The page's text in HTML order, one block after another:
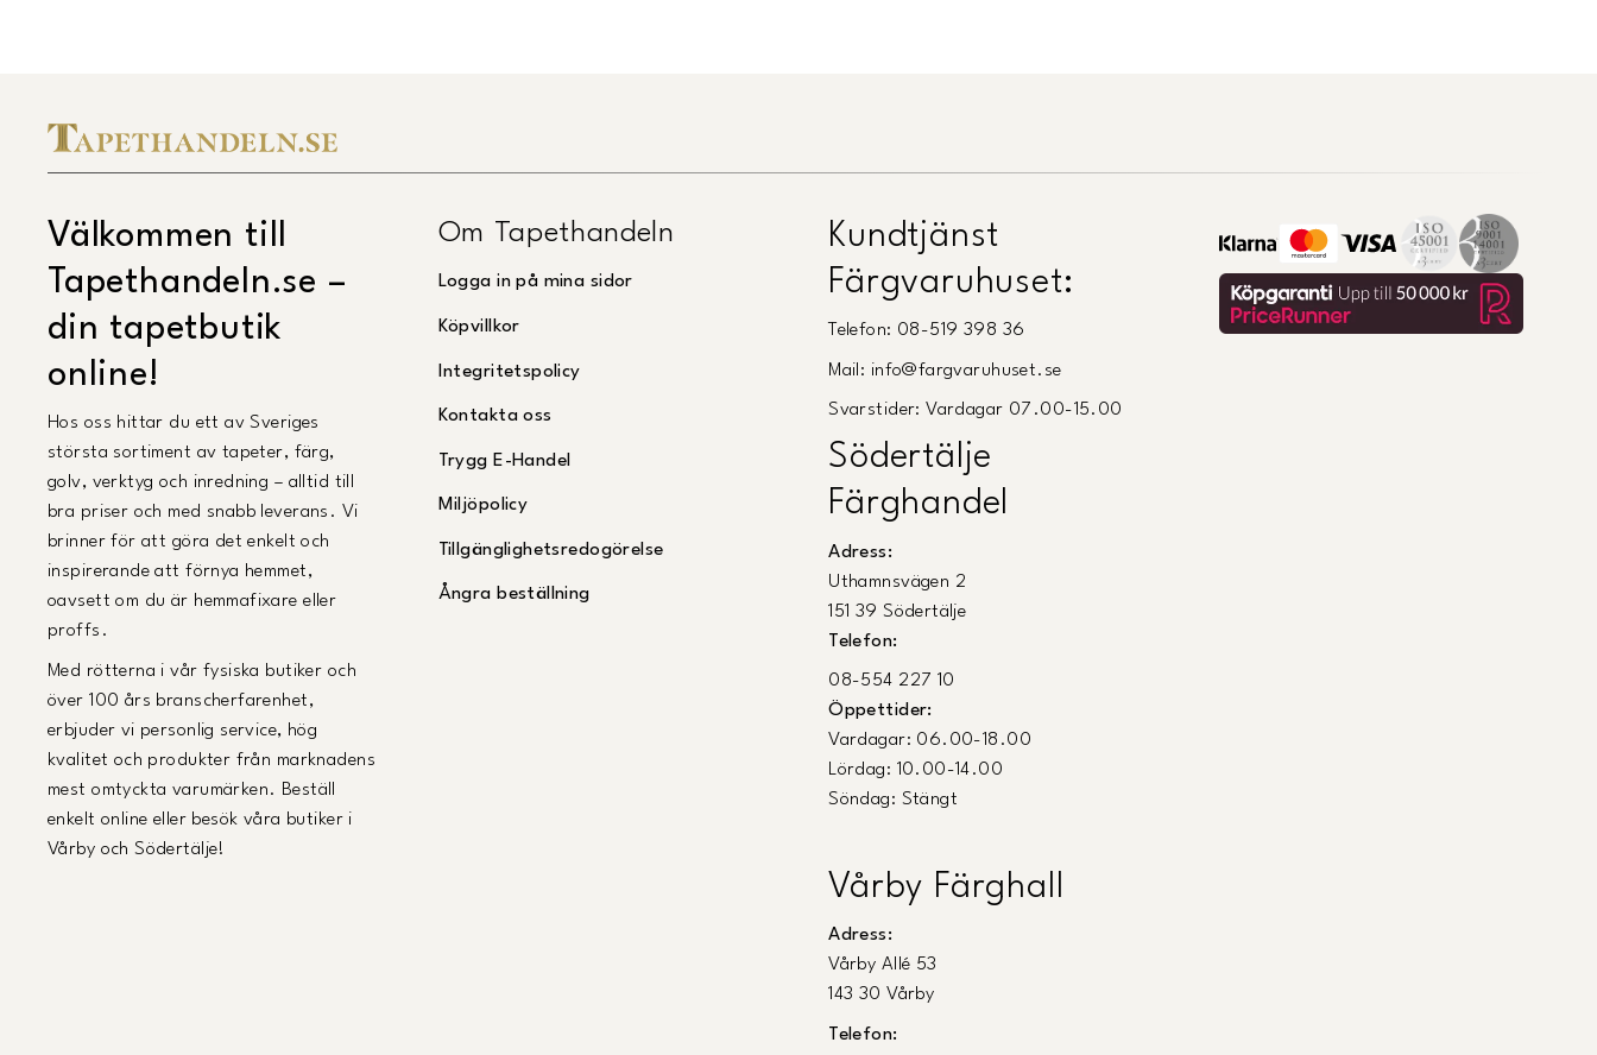
Välkommen till
Tapethandeln.se –
din tapetbutik
online!
Hos oss hittar du ett av Sveriges
största sortiment av tapeter, färg,
golv, verktyg och inredning – alltid till
bra priser och med snabb leverans. Vi
brinner för att göra det enkelt och
inspirerande att förnya hemmet,
oavsett om du är hemmafixare eller
proffs.
Med rötterna i vår fysiska butiker och
över 100 års branscherfarenhet,
erbjuder vi personlig service, hög
kvalitet och produkter från marknadens
mest omtyckta varumärken. Beställ
enkelt online eller besök våra butiker i
Vårby och Södertälje!
Om Tapethandeln
Logga in på mina sidor
Köpvillkor
Integritetspolicy
Kontakta oss
Trygg E-Handel
Miljöpolicy
Tillgänglighetsredogörelse
Ångra beställning
Kundtjänst
Färgvaruhuset:
Telefon: 08-519 398 36
Mail: info@fargvaruhuset.se
Svarstider: Vardagar 07.00-15.00
Södertälje
Färghandel
Adress:
Uthamnsvägen 2
151 39 Södertälje
Telefon:
08-554 227 10
Öppettider:
Vardagar: 06.00-18.00
Lördag: 10.00-14.00
Söndag: Stängt
Vårby Färghall
Adress:
Vårby Allé 53
143 30 Vårby
Telefon: